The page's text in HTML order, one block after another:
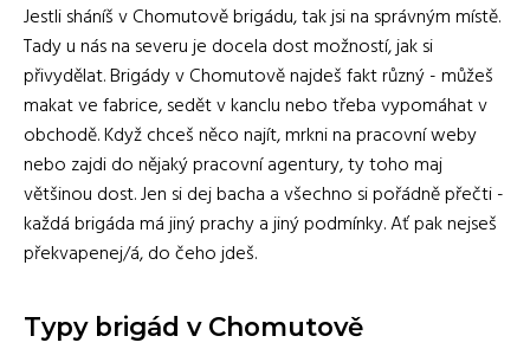
Jestli sháníš v Chomutově brigádu, tak jsi na správným místě.
Tady u nás na severu je docela dost možností, jak si
přivydělat. Brigády v Chomutově najdeš fakt různý - můžeš
makat ve fabrice, sedět v kanclu nebo třeba vypomáhat v
obchodě. Když chceš něco najít, mrkni na pracovní weby
nebo zajdi do nějaký pracovní agentury, ty toho maj
většinou dost. Jen si dej bacha a všechno si pořádně přečti -
každá brigáda má jiný prachy a jiný podmínky. Ať pak nejseš
překvapenej/á, do čeho jdeš.
Typy brigád v Chomutově